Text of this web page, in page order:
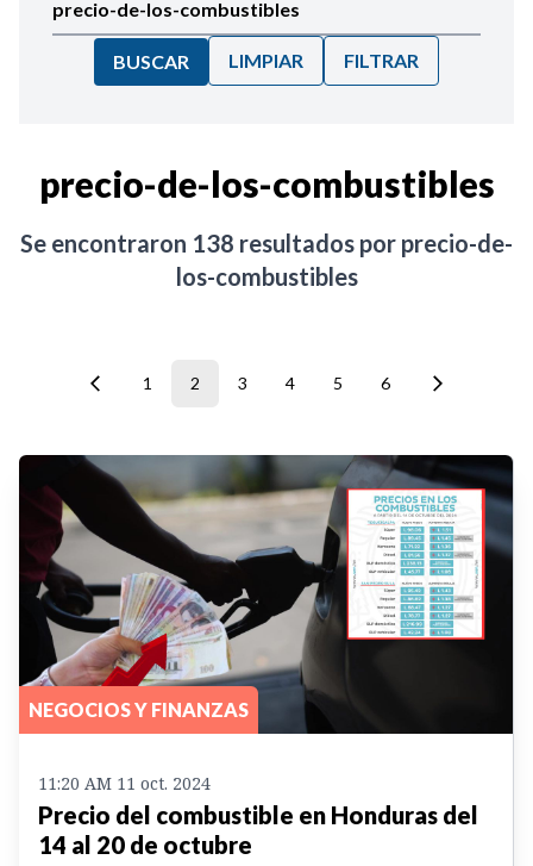
BUSCAR LIMPIAR FILTRAR
precio-de-los-combustibles
Se encontraron 138 resultados por precio-de-
los-combustibles
1 2 3 4 5 6
NEGOCIOS Y FINANZAS
11:20 AM 11 oct. 2024
Precio del combustible en Honduras del
14 al 20 de octubre